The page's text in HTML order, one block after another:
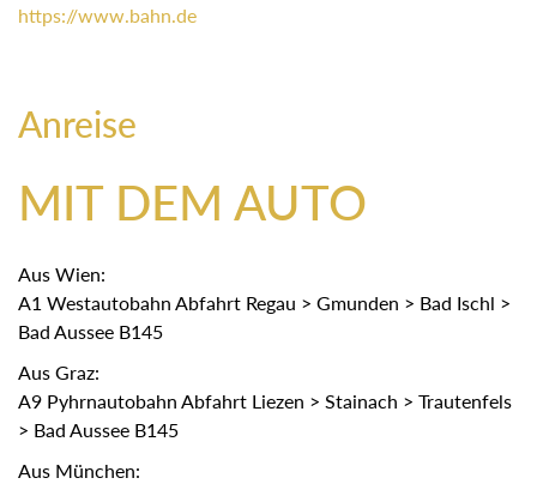
https://www.bahn.de
Anreise
MIT DEM AUTO
Aus Wien:
A1 Westautobahn Abfahrt Regau > Gmunden > Bad Ischl >
Bad Aussee B145
Aus Graz:
A9 Pyhrnautobahn Abfahrt Liezen > Stainach > Trautenfels
> Bad Aussee B145
Aus München: